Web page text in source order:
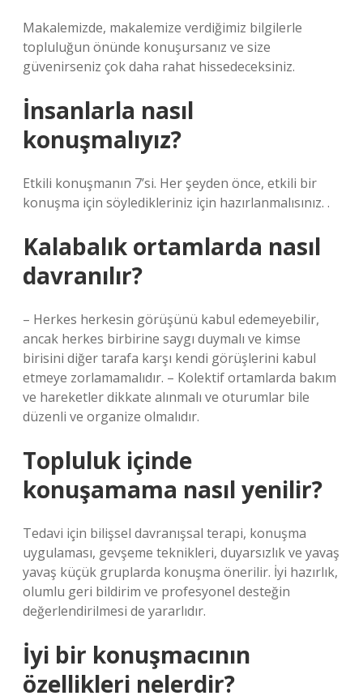
Makalemizde, makalemize verdiğimiz bilgilerle
topluluğun önünde konuşursanız ve size
güvenirseniz çok daha rahat hissedeceksiniz.
İnsanlarla nasıl
konuşmalıyız?
Etkili konuşmanın 7’si. Her şeyden önce, etkili bir
konuşma için söyledikleriniz için hazırlanmalısınız. .
Kalabalık ortamlarda nasıl
davranılır?
– Herkes herkesin görüşünü kabul edemeyebilir,
ancak herkes birbirine saygı duymalı ve kimse
birisini diğer tarafa karşı kendi görüşlerini kabul
etmeye zorlamamalıdır. – Kolektif ortamlarda bakım
ve hareketler dikkate alınmalı ve oturumlar bile
düzenli ve organize olmalıdır.
Topluluk içinde
konuşamama nasıl yenilir?
Tedavi için bilişsel davranışsal terapi, konuşma
uygulaması, gevşeme teknikleri, duyarsızlık ve yavaş
yavaş küçük gruplarda konuşma önerilir. İyi hazırlık,
olumlu geri bildirim ve profesyonel desteğin
değerlendirilmesi de yararlıdır.
İyi bir konuşmacının
özellikleri nelerdir?